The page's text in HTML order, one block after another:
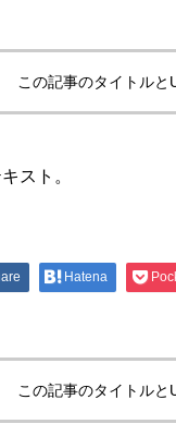
この記事のタイトルと
スト。
Hatena
この記事のタイトルと